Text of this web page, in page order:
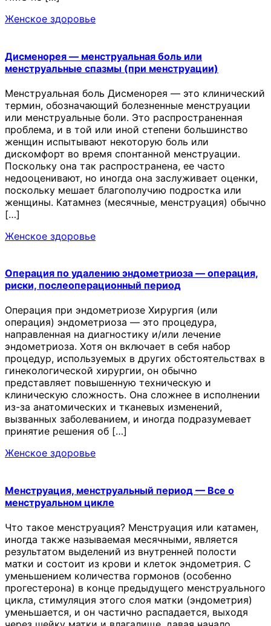
Женское здоровье
Дисменорея — менструальная боль или
менструальные спазмы (при менструации)
Менструальная боль Дисменорея — это клинический
термин, обозначающий болезненные менструации
или менструальные боли. Это распространенная
проблема, и в той или иной степени большинство
женщин испытывают некоторую боль или
дискомфорт во время спонтанной менструации.
Поскольку она так распространена, ее часто
недооценивают, но иногда она заслуживает оценки,
поскольку мешает благополучию подростка или
женщины. Катамнез (месячные, менструация) обычно
[…]
Женское здоровье
Операция по удалению эндометриоза — операция,
риски, послеоперационный период
Операция при эндометриозе Хирургия (или
операция) эндометриоза — это процедура,
направленная на диагностику и/или лечение
эндометриоза. Хотя он включает в себя набор
процедур, используемых в других обстоятельствах в
гинекологической хирургии, он обычно
представляет повышенную техническую и
клиническую сложность. Она сложнее в исполнении
из-за анатомических и тканевых изменений,
вызванных заболеванием, и иногда подразумевает
принятие решения об […]
Женское здоровье
Менструация, менструальный период — Все о
менструальном цикле
Что такое менструация? Менструация или катамен,
иногда также называемая месячными, является
результатом выделений из внутренней полости
матки и состоит из крови и клеток эндометрия. С
уменьшением количества гормонов (особенно
прогестерона) в конце предыдущего менструального
цикла, стимуляция этого слоя матки (эндометрия)
уменьшается, и он частично распадается, выходя